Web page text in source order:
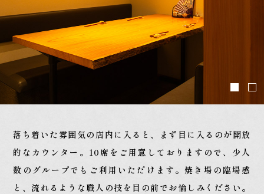
落ち着いた雰囲気の店内に入ると、まず目に入るのが開放
的なカウンター。 10席をご用意しておりますので、少人
数のグループでもご利用いただけます。焼き場の臨場感
と、流れるような職人の技を目の前でお愉しみください。